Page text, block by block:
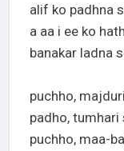
alif ko padhna
a aa i ee ko
banakar ladna
puchho,
padho, tumhari
puchho, maa-